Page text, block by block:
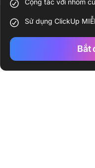
Cộng tác với nhóm
Sử dụng ClickUp
Bắt